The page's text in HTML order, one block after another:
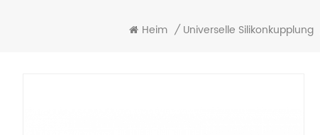
Heim / Universelle Silikonkupplung